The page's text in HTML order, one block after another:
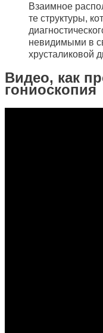
Взаимное
те структуры,
невидимыми в
хрусталиковой
Видео, как
гониоскопия